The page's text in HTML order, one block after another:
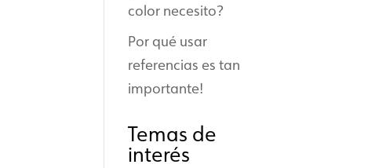
color necesito?
Por qué usar
referencias es tan
importante!
Temas de
interés